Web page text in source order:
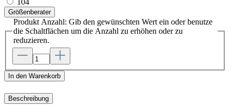
Größenberater
Produkt Anzahl: Gib den gewünschten Wert ein oder benutze
die Schaltflächen um die Anzahl zu erhöhen oder zu
reduzieren.
In den Warenkorb
Beschreibung